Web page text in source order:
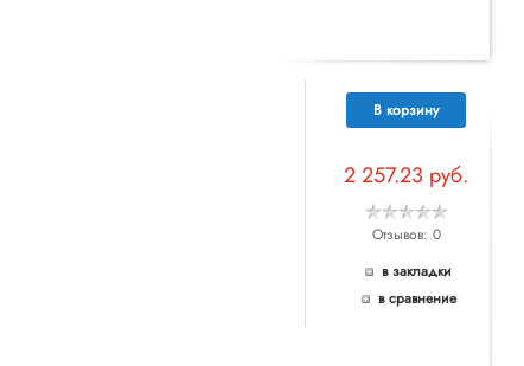
В корзину
2 257.23 руб.
Отзывов: 0
в закладки
в сравнение